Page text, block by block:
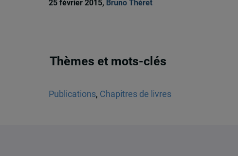
25 février 2015, Bruno Théret
Thèmes et mots-clés
Publications, Chapitres de livres